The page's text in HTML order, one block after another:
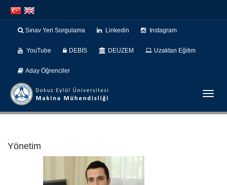
atla
atla
Sınav Yeri Sorgulama Linkedin Instagram
YouTube DEBİS DEUZEM Uzaktan Eğitim
Aday Öğrenciler
Yönetim